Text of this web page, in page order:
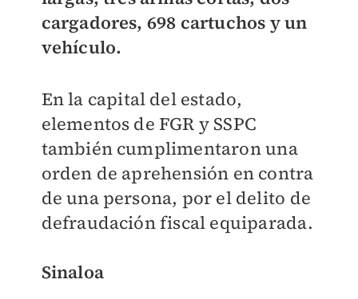
cargadores, 698 cartuchos y un
vehículo.
En la capital del estado,
elementos de FGR y SSPC
también cumplimentaron una
orden de aprehensión en contra
de una persona, por el delito de
defraudación fiscal equiparada.
Sinaloa